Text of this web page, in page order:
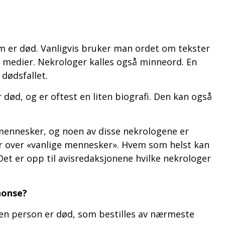
er død. Vanligvis bruker man ordet om tekster
Nekrologer kalles også minneord. En
og er oftest en liten biografi. Den kan også
og noen av disse nekrologene er
«vanlige mennesker». Hvem som helst kan
er opp til avisredaksjonene hvilke nekrologer
person er død, som bestilles av nærmeste